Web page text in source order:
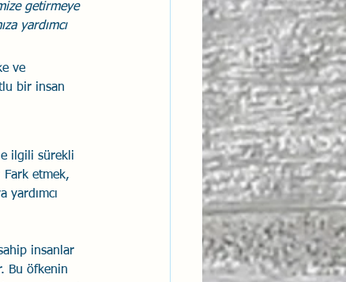
getirmeye
yardımcı
ve
bir insan
ilgili sürekli
etmek,
yardımcı
insanlar
Bu öfkenin